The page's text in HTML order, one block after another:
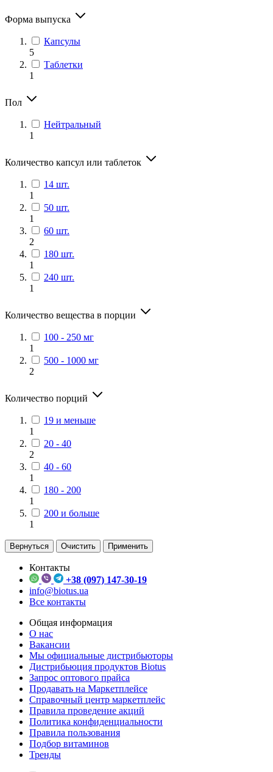
Форма выпуска
Капсулы
5
Таблетки
1
Пол
Нейтральный
1
Количество капсул или таблеток
14 шт.
1
50 шт.
1
60 шт.
2
180 шт.
1
240 шт.
1
Количество вещества в порции
100 - 250 мг
1
500 - 1000 мг
2
Количество порций
19 и меньше
1
20 - 40
2
40 - 60
1
180 - 200
1
200 и больше
1
Вернуться Очистить Применить
Контакты
+38 (097) 147-30-19
info@biotus.ua
Все контакты
Общая информация
О нас
Вакансии
Мы официальные дистрибьюторы
Дистрибьюция продуктов Biotus
Запрос оптового прайса
Продавать на Маркетплейсе
Справочный центр маркетплейс
Правила проведение акций
Политика конфиденциальности
Правила пользования
Подбор витаминов
Тренды